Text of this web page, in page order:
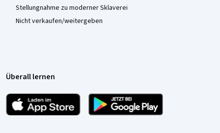
Stellungnahme zu moderner Sklaverei
Nicht verkaufen/weitergeben
Überall lernen